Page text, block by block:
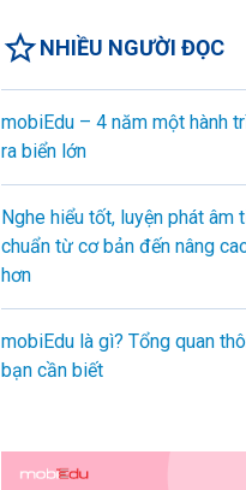
NHIỀU NGƯỜI ĐỌC
mobiEdu – 4 năm một hành
ra biển lớn
Nghe hiểu tốt, luyện phát âm
chuẩn từ cơ bản đến nâng
hơn
mobiEdu là gì? Tổng quan
bạn cần biết